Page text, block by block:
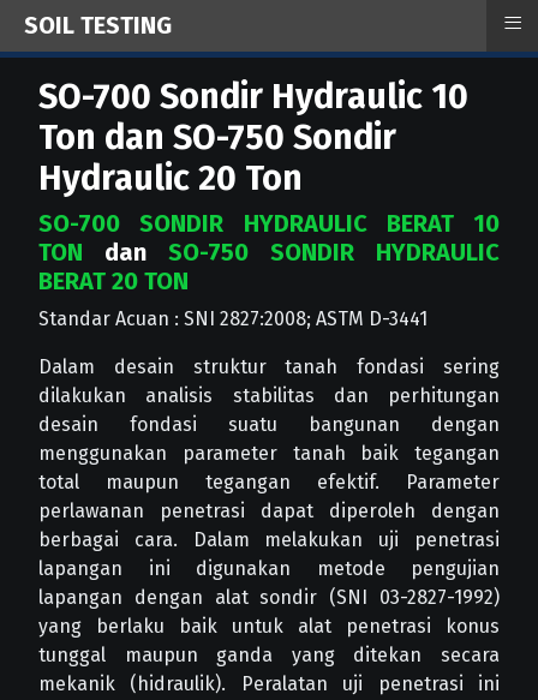
SO-700 Sondir Hydraulic 10
Ton dan SO-750 Sondir
Hydraulic 20 Ton
SO-700 SONDIR HYDRAULIC BERAT 10
TON dan SO-750 SONDIR HYDRAULIC
BERAT 20 TON
Standar Acuan : SNI 2827:2008; ASTM D-3441
Dalam desain struktur tanah fondasi sering
dilakukan analisis stabilitas dan perhitungan
desain fondasi suatu bangunan dengan
menggunakan parameter tanah baik tegangan
total maupun tegangan efektif. Parameter
perlawanan penetrasi dapat diperoleh dengan
berbagai cara. Dalam melakukan uji penetrasi
lapangan ini digunakan metode pengujian
lapangan dengan alat sondir (SNI 03-2827-1992)
yang berlaku baik untuk alat penetrasi konus
tunggal maupun ganda yang ditekan secara
mekanik (hidraulik). Peralatan uji penetrasi ini
SOIL TESTING ≡